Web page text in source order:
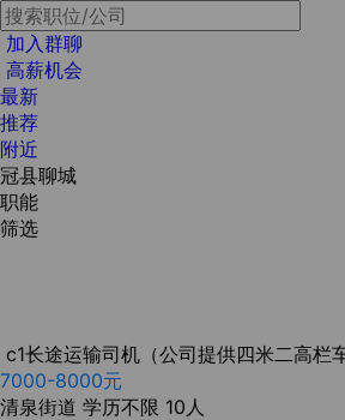
加入群聊
高薪机会
最新
推荐
附近
冠县聊城
职能
筛选
c1长途运输司机（公司提供四米二高栏
7000-8000元
清泉街道 学历不限 10人